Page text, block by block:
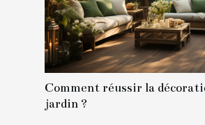
Comment réussir la
jardin ?